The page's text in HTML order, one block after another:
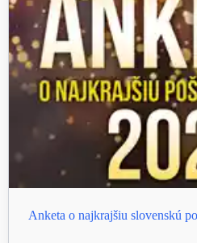
Anketa o najkrajšiu slovenskú